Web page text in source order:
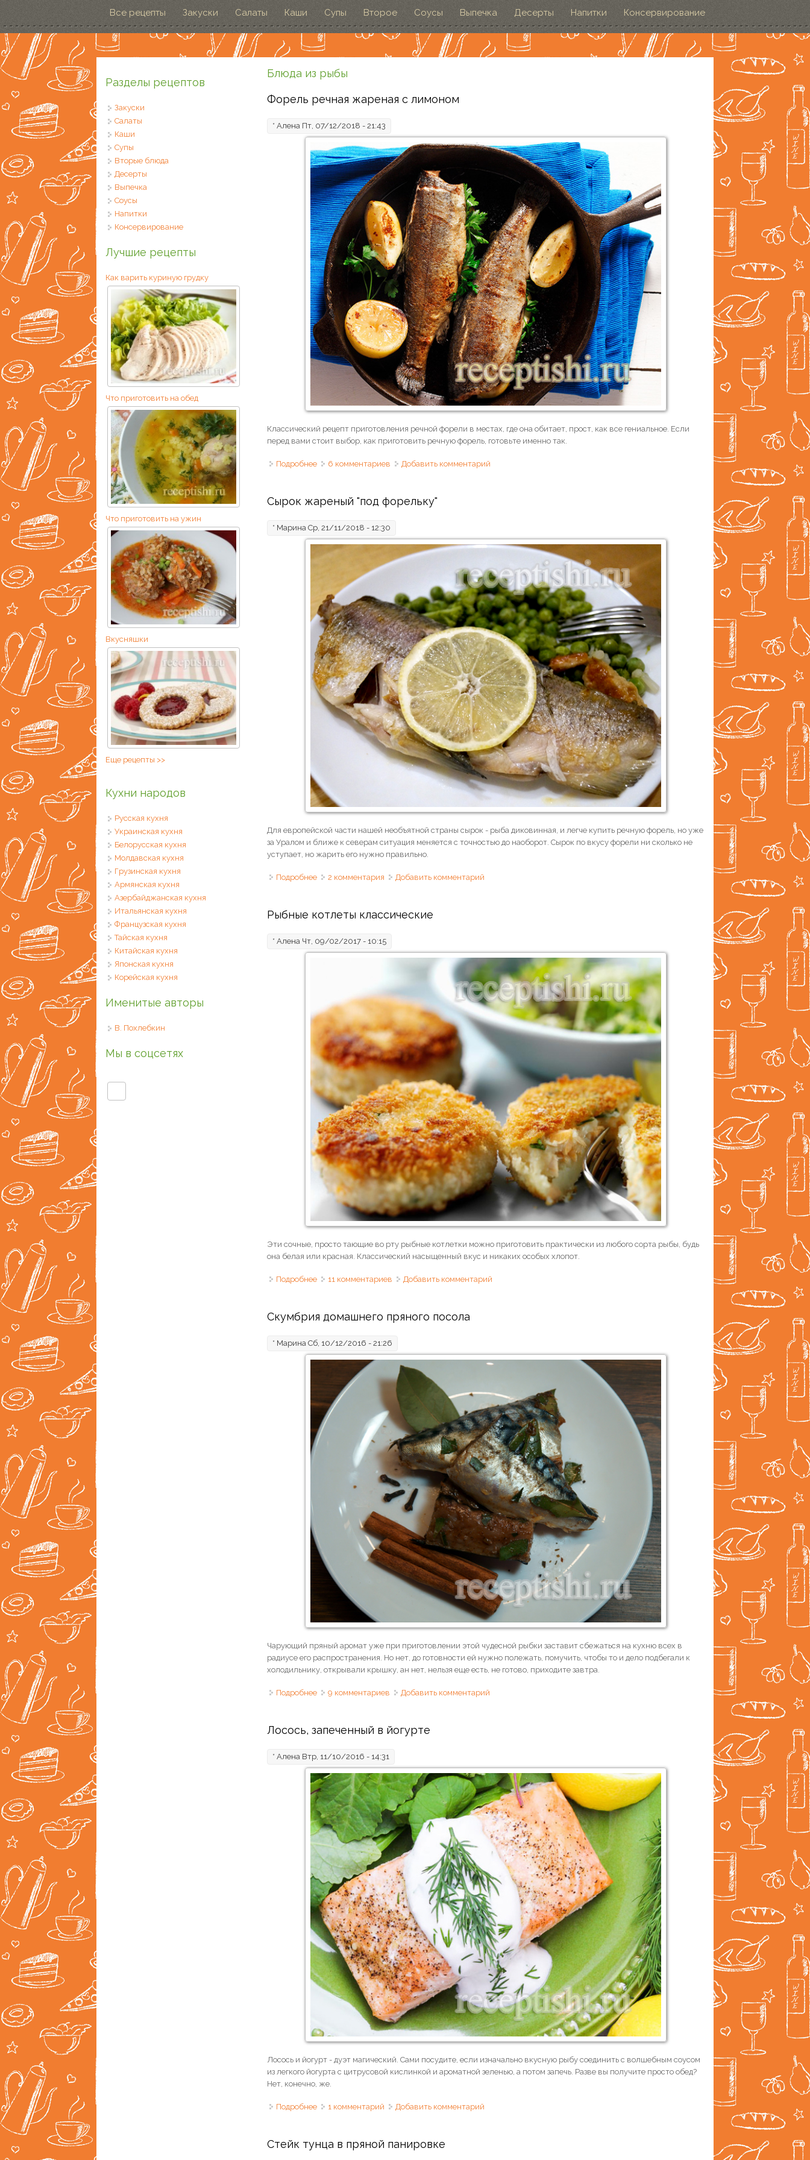
Все рецепты Закуски Салаты Каши Супы Второе Соусы Выпечка Десерты Напитки Консервирование
Блюда из рыбы
Форель речная жареная с лимоном
*Алена Пт, 07/12/2018 - 21:43
Классический рецепт приготовления речной форели в местах, где она обитает, прост, как все гениальное. Если
перед вами стоит выбор, как приготовить речную форель, готовьте именно так.
Подробнее о Форель речная жареная с лимоном
6 комментариев Добавить комментарий
Сырок жареный "под форельку"
* Марина Ср, 21/11/2018 - 12:30
Для европейской части нашей необъятной страны сырок - рыба диковинная, и легче купить речную форель, но уже
за Уралом и ближе к северам ситуация меняется с точностью до наоборот. Сырок по вкусу форели ни сколько не
уступает, но жарить его нужно правильно.
Подробнее о Сырок жареный "под форельку"
2 комментария Добавить комментарий
Рыбные котлеты классические
*Алена Чт, 09/02/2017 - 10:15
Эти сочные, просто тающие во рту рыбные котлетки можно приготовить практически из любого сорта рыбы, будь
она белая или красная. Классический насыщенный вкус и никаких особых хлопот.
Подробнее о Рыбные котлеты классические
11 комментариев Добавить комментарий
Скумбрия домашнего пряного посола
* Марина Сб, 10/12/2016 - 21:26
Чарующий пряный аромат уже при приготовлении этой чудесной рыбки заставит сбежаться на кухню всех в
радиусе его распространения. Но нет, до готовности ей нужно полежать, помучить, чтобы то и дело подбегали к
холодильнику, открывали крышку, ан нет, нельзя еще есть, не готово, приходите завтра.
Подробнее о Скумбрия домашнего пряного посола
9 комментариев Добавить комментарий
Лосось, запеченный в йогурте
*Алена Втр, 11/10/2016 - 14:31
Лосось и йогурт - дуэт магический. Сами посудите, если изначально вкусную рыбу соединить с волшебным соусом
из легкого йогурта с цитрусовой кислинкой и ароматной зеленью, а потом запечь. Разве вы получите просто обед?
Нет, конечно, же.
Подробнее о Лосось, запеченный в йогурте
1 комментарий Добавить комментарий
Стейк тунца в пряной панировке
Разделы рецептов
Закуски
Салаты
Каши
Супы
Вторые блюда
Десерты
Выпечка
Соусы
Напитки
Консервирование
Лучшие рецепты
Как варить куриную грудку
Что приготовить на обед
Что приготовить на ужин
Вкусняшки
Еще рецепты >>
Кухни народов
Русская кухня
Украинская кухня
Белорусская кухня
Молдавская кухня
Грузинская кухня
Армянская кухня
Азербайджанская кухня
Итальянская кухня
Французская кухня
Тайская кухня
Китайская кухня
Японская кухня
Корейская кухня
Именитые авторы
В. Похлебкин
Мы в соцсетях